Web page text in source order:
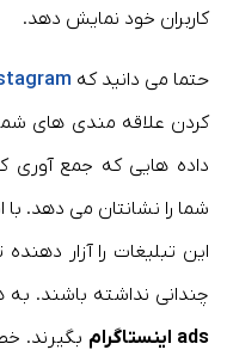
کاربران خود نمایش دهد.
حتما می دانید که
کردن علاقه مندی های
داده هایی که جمع آوری
شما را نشانتان می دهد.
این تبلیغات را آزار
چندانی نداشته باشند.
ads اینستاگرام
بگیرند.